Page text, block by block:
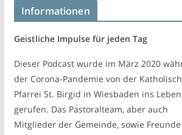
Informationen
Geistliche Impulse für jeden Tag
Dieser Podcast wurde im März 2020
der Corona-Pandemie von der
Pfarrei St. Birgid in Wiesbaden ins Leben
gerufen. Das Pastoralteam, aber auch
Mitglieder der Gemeinde, sowie